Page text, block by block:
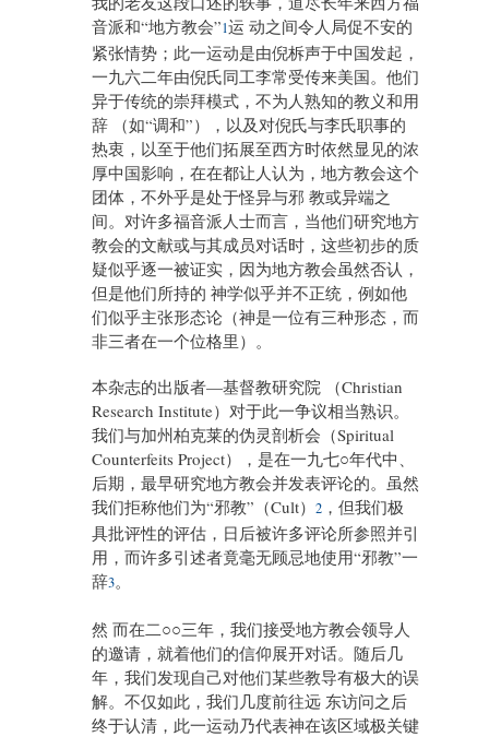
音派和“地方教会”1运 动之间令人局促不安的
紧张情势；此一运动是由倪柝声于中国发起，
一九六二年由倪氏同工李常受传来美国。他们
异于传统的崇拜模式，不为人熟知的教义和用
辞 （如“调和”），以及对倪氏与李氏职事的
热衷，以至于他们拓展至西方时依然显见的浓
厚中国影响，在在都让人认为，地方教会这个
团体，不外乎是处于怪异与邪 教或异端之
间。对许多福音派人士而言，当他们研究地方
教会的文献或与其成员对话时，这些初步的质
疑似乎逐一被证实，因为地方教会虽然否认，
但是他们所持的 神学似乎并不正统，例如他
们似乎主张形态论（神是一位有三种形态，而
非三者在一个位格里）。
本杂志的出版者—基督教研究院 （Christian
Research Institute）对于此一争议相当熟识。
我们与加州柏克莱的伪灵剖析会（Spiritual
Counterfeits Project），是在一九七○年代中、
后期，最早研究地方教会并发表评论的。虽然
我们拒称他们为“邪教”（Cult） 2 ，但我们极
具批评性的评估，日后被许多评论所参照并引
用，而许多引述者竟毫无顾忌地使用“邪教”一
辞3。
然 而在二○○三年，我们接受地方教会领导人
的邀请，就着他们的信仰展开对话。随后几
年，我们发现自己对他们某些教导有极大的误
解。不仅如此，我们几度前往远 东访问之后
终于认清，此一运动乃代表神在该区域极关键